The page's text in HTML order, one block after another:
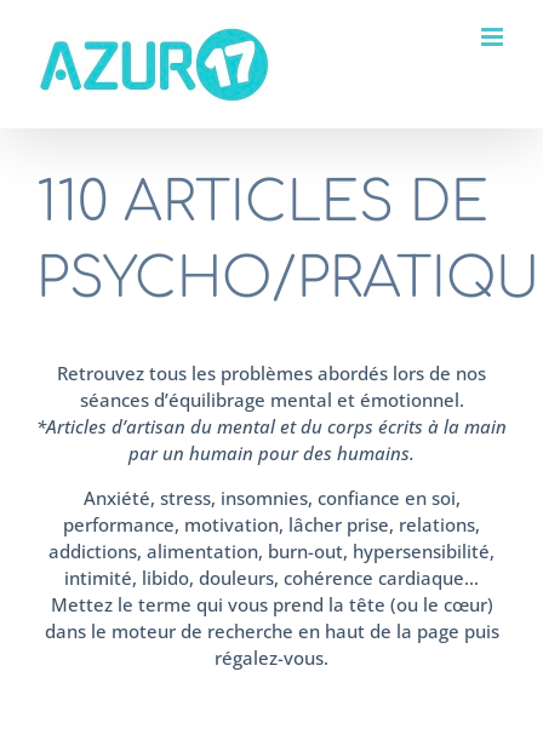
contenu
110 ARTICLES DE
PSYCHO/
Retrouvez tous les problèmes abordés lors de nos
séances d’équilibrage mental et émotionnel.
*Articles d’artisan du mental et du corps écrits à la main
par un humain pour des humains.
Anxiété, stress, insomnies, confiance en soi,
performance, motivation, lâcher prise, relations,
addictions, alimentation, burn-out, hypersensibilité,
intimité, libido, douleurs, cohérence cardiaque…
Mettez le terme qui vous prend la tête (ou le cœur)
dans le moteur de recherche en haut de la page puis
régalez-vous.